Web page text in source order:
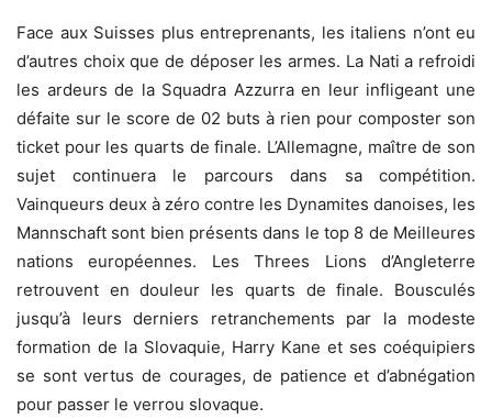
Face aux Suisses plus entreprenants, les italiens n’ont eu
d’autres choix que de déposer les armes. La Nati a refroidi
les ardeurs de la Squadra Azzurra en leur infligeant une
défaite sur le score de 02 buts à rien pour composter son
ticket pour les quarts de finale. L’Allemagne, maître de son
sujet continuera le parcours dans sa compétition.
Vainqueurs deux à zéro contre les Dynamites danoises, les
Mannschaft sont bien présents dans le top 8 de Meilleures
nations européennes. Les Threes Lions d’Angleterre
retrouvent en douleur les quarts de finale. Bousculés
jusqu’à leurs derniers retranchements par la modeste
formation de la Slovaquie, Harry Kane et ses coéquipiers
se sont vertus de courages, de patience et d’abnégation
pour passer le verrou slovaque.